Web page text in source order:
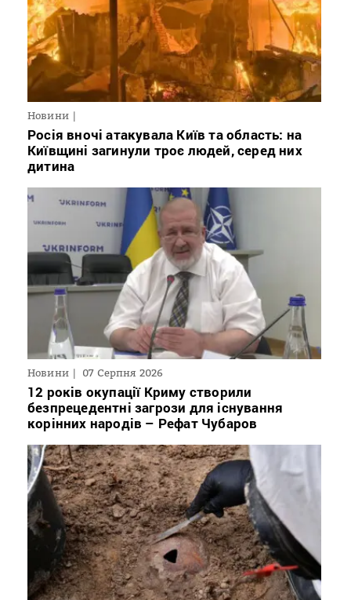
Новини
Росія вночі атакувала Київ та область: на
Київщині загинули троє людей, серед них
дитина
Новини 07 Серпня 2026
12 років окупації Криму створили
безпрецедентні загрози для існування
корінних народів – Рефат Чубаров